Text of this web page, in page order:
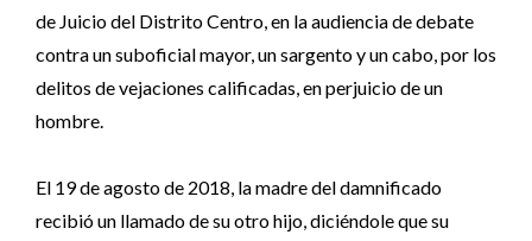
de Juicio del Distrito Centro, en la audiencia de debate
contra un suboficial mayor, un sargento y un cabo, por los
delitos de vejaciones calificadas, en perjuicio de un
hombre.
El 19 de agosto de 2018, la madre del damnificado
recibió un llamado de su otro hijo, diciéndole que su